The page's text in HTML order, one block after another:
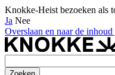
Knokke-Heist bezoeken als
Ja Nee
Overslaan en naar de inhoud